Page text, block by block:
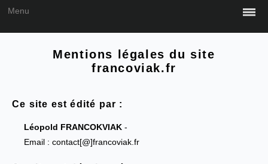
Menu
Mentions légales du site
francoviak.fr
Ce site est édité par :
Léopold FRANCOKVIAK -
Email : contact[@]francoviak.fr